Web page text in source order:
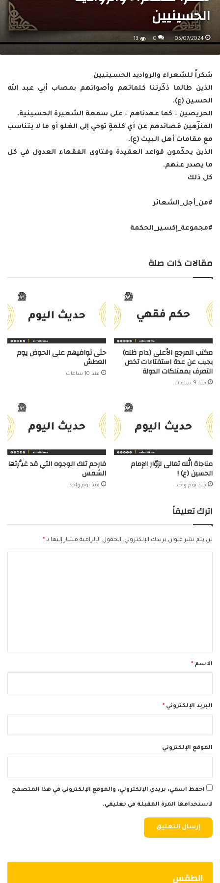
الحسينيين
05/07/2024
0
13
شكراً للشعراء والرواديد الحسينيين
الذين طالما ذكّرتنا كلماتهم وأصواتهم بمصاب أبي عبد الله
الحسين (ع).
الحريصين – كما عهدناهم – على سمعة الشعيرة الحسينية.
المنزّهين قصائدهم عن أي كلمةٍ توحي إلى الغلو أو ما لا يتناسب
مع مقامات أهل البيت (ع).
الذين يحكّمون قواعد العقيدة وفتاوى الفقهاء العدول في كل
ما يصدر عنهم.
كل ذلك
#من_أجل_الشعائر
#مجموعة_إكسير_الحكمة
مقالات ذات صلة
مكتب المرجع الأعلى (دام ظله)
يجيب عن عدة استفتاءات تخص
التصرف بممتلكات الدولة
منذ 9 ساعات
حتى توافيهم على الحوض يوم
العطش
منذ 10 ساعات
مناجاة الله تعالى لزوّار الإمام
الحسين (ع) !
منذ يوم واحد
فارحم تلك الوجوه التي قد غيَّرتها
الشمس
منذ يوم واحد
اترك تعليقاً
لن يتم نشر عنوان بريدك الإلكتروني. الحقول الإلزامية مشار إليها بـ *
*الاسم *
البريد الإلكتروني *
الموقع الإلكتروني
احفظ اسمي، بريدي الإلكتروني، والموقع الإلكتروني في هذا المتصفح
لاستخدامها المرة المقبلة في تعليقي.
الطقس